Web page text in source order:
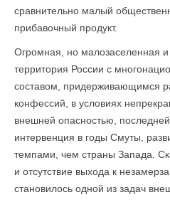
сравнительно малый
прибавочный продукт.
Огромная, но малозаселенная
территория России с
составом, придерживающимся
конфессий, в условиях
внешней опасностью,
интервенция в годы Смуты,
темпами, чем страны Запада.
и отсутствие выхода к
становилось одной из задач